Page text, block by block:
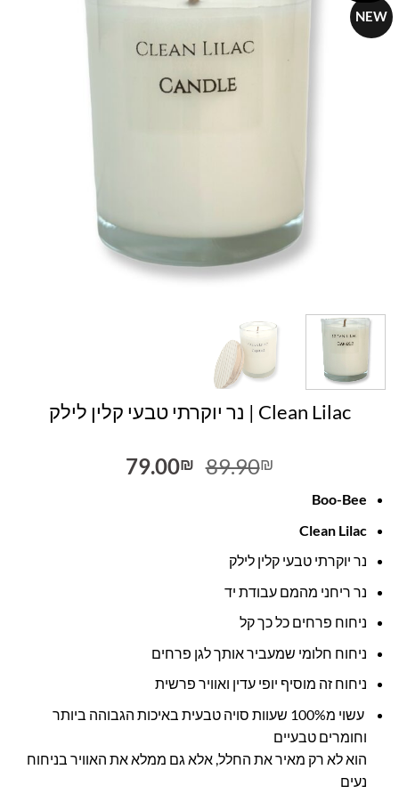
NEW
Clean Lilac | נר יוקרתי טבעי קלין לילק
89.90₪
המחיר
79.00₪
המחיר
Boo-Bee
Clean Lilac
נר יוקרתי טבעי קלין לילק
נר ריחני מהמם עבודת יד
ניחוח פרחים כל כך קל
ניחוח חלומי שמעביר אותך לגן פרחים
ניחוח זה מוסיף יופי עדין ואוויר פרשית
עשוי מ100% שעוות סויה טבעית באיכות הגבוהה ביותר
וחומרים טבעיים
הוא לא רק מאיר את החלל, אלא גם ממלא את האוויר בניחוח
נעים